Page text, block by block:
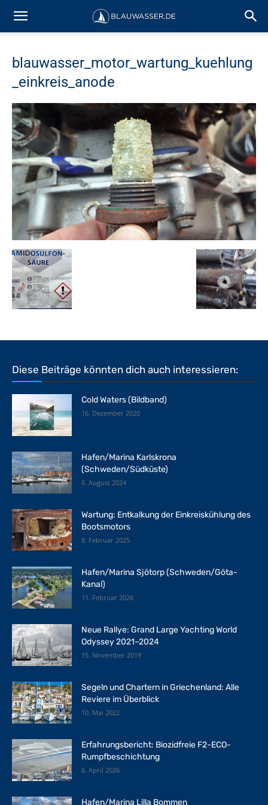
blauwasser_motor_wartung_kuehlung
_einkreis_anode
Diese Beiträge könnten dich auch interessieren:
Cold Waters (Bildband)
16. Dezember 2020
Hafen/Marina Karlskrona
(Schweden/Südküste)
6. August 2024
Wartung: Entkalkung der Einkreiskühlung des
Bootsmotors
8. Februar 2025
Hafen/Marina Sjötorp (Schweden/Göta-
Kanal)
11. Februar 2026
Neue Rallye: Grand Large Yachting World
Odyssey 2021–2024
15. November 2019
Segeln und Chartern in Griechenland: Alle
Reviere im Überblick
10. Mai 2022
Erfahrungsbericht: Biozidfreie F2-ECO-
Rumpfbeschichtung
6. April 2026
Hafen/Marina Lilla Bommen